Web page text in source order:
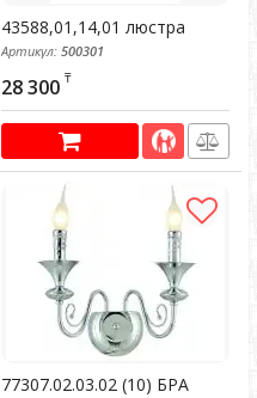
43588,01,14,01 люстра
Артикул: 500301
28 300 ₸
77307.02.03.02 (10) БРА